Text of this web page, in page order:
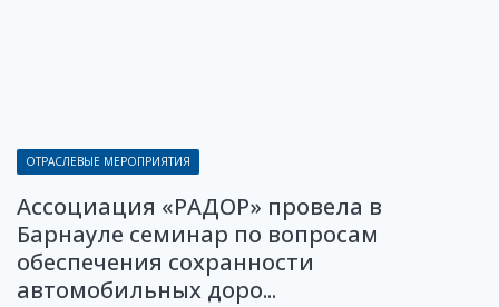
ОТРАСЛЕВЫЕ МЕРОПРИЯТИЯ
Ассоциация «РАДОР» провела в
Барнауле семинар по вопросам
обеспечения сохранности
автомобильных доро...